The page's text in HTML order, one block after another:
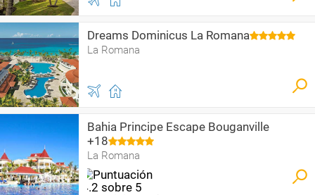
Dreams Dominicus La Romana
La Romana
Bahia Principe Escape Bouganville
+18
La Romana